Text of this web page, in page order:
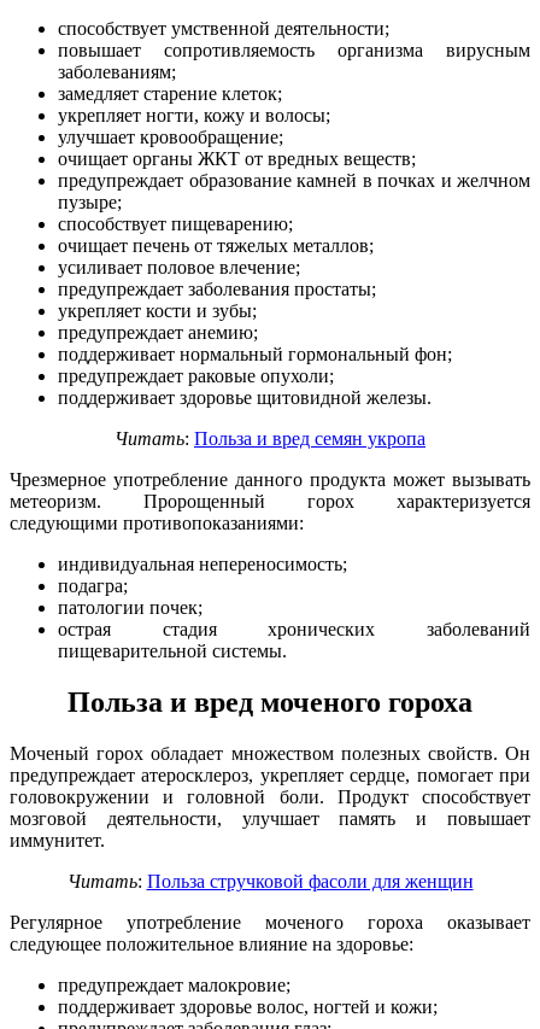
способствует умственной деятельности;
повышает сопротивляемость организма вирусным
заболеваниям;
замедляет старение клеток;
укрепляет ногти, кожу и волосы;
улучшает кровообращение;
очищает органы ЖКТ от вредных веществ;
предупреждает образование камней в почках и желчном
пузыре;
способствует пищеварению;
очищает печень от тяжелых металлов;
усиливает половое влечение;
предупреждает заболевания простаты;
укрепляет кости и зубы;
предупреждает анемию;
поддерживает нормальный гормональный фон;
предупреждает раковые опухоли;
поддерживает здоровье щитовидной железы.
Читать: Польза и вред семян укропа
Чрезмерное употребление данного продукта может вызывать
метеоризм. Пророщенный горох характеризуется
следующими противопоказаниями:
индивидуальная непереносимость;
подагра;
патологии почек;
острая стадия хронических заболеваний
пищеварительной системы.
Польза и вред моченого гороха
Моченый горох обладает множеством полезных свойств. Он
предупреждает атеросклероз, укрепляет сердце, помогает при
головокружении и головной боли. Продукт способствует
мозговой деятельности, улучшает память и повышает
иммунитет.
Читать: Польза стручковой фасоли для женщин
Регулярное употребление моченого гороха оказывает
следующее положительное влияние на здоровье:
предупреждает малокровие;
поддерживает здоровье волос, ногтей и кожи;